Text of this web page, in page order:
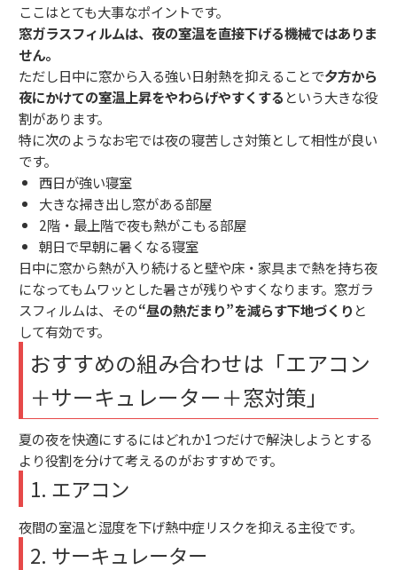
ここはとても大事なポイントです。
窓ガラスフィルムは、夜の室温を直接下げる機械ではありま
せん。
ただし日中に窓から入る強い日射熱を抑えることで夕方から
夜にかけての室温上昇をやわらげやすくする という大きな役
割があります。
特に次のようなお宅では夜の寝苦しさ対策として相性が良い
です。
西日が強い寝室
大きな掃き出し窓がある部屋
2階・最上階で夜も熱がこもる部屋
朝日で早朝に暑くなる寝室
日中に窓から熱が入り続けると壁や床・家具まで熱を持ち夜
になってもムワッとした暑さが残りやすくなります。窓ガラ
スフィルムは、その“昼の熱だまり”を減らす下地づくり と
して有効です。
おすすめの組み合わせは「エアコン
＋サーキュレーター＋窓対策」
夏の夜を快適にするにはどれか1つだけで解決しようとする
より役割を分けて考えるのがおすすめです。
1. エアコン
夜間の室温と湿度を下げ熱中症リスクを抑える主役です。
2. サーキュレーター